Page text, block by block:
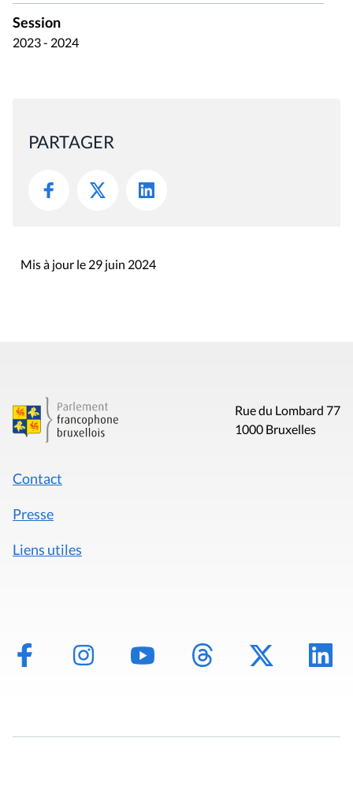
Session
2023 - 2024
PARTAGER
Mis à jour le 29 juin 2024
Rue du Lombard 77
1000 Bruxelles
Contact
Presse
Liens utiles